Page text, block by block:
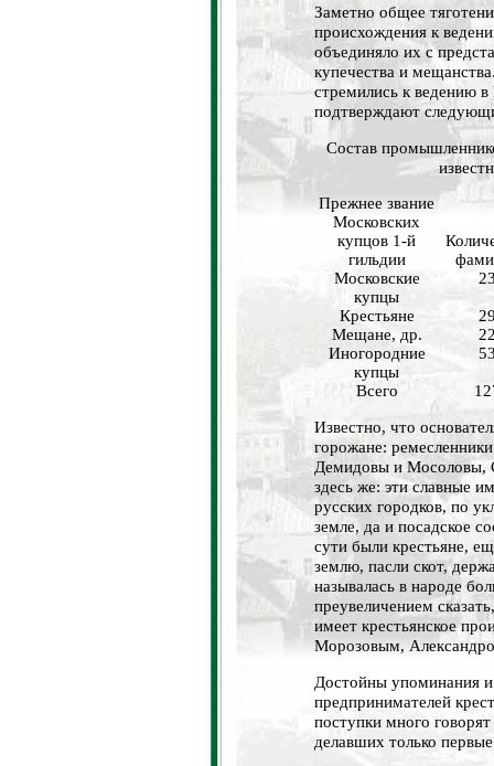
Заметно общее
происхождения к
объединяло их с
купечества и
стремились к ведению
подтверждают
Состав
Прежнее звание
Московских
купцов 1-й
гильдии
Московские
купцы
Крестьяне
Мещане, др.
Иногородние
купцы
Всего
Известно, что
горожане:
Демидовы и Мосоловы,
здесь же: эти славные
русских городков, по
земле, да и посадское
сути были крестьяне,
землю, пасли скот,
называлась в народе
преувеличением
имеет крестьянское
Морозовым,
Достойны упоминания
предпринимателей
поступки много
делавших только